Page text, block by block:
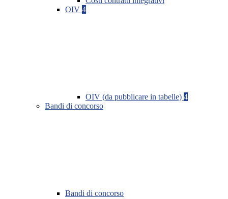
OIV 4
OIV (da pubblicare in tabelle) 4
Bandi di concorso
Bandi di concorso